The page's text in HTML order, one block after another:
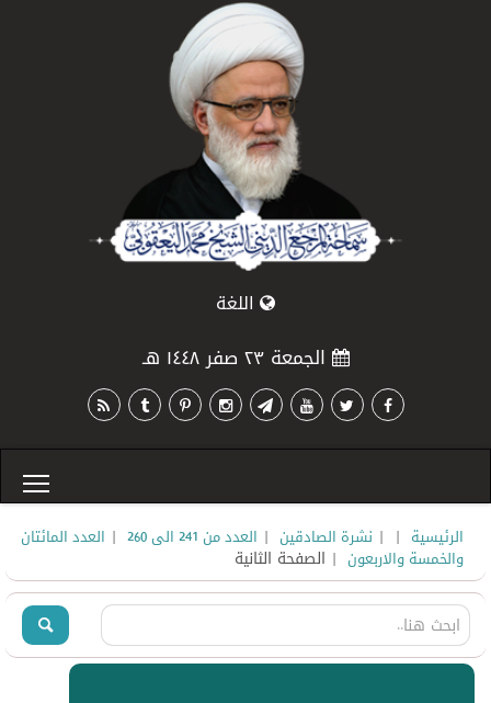
اللغة
الجمعة ٢٣ صفر ١٤٤٨ هـ
الرئيسية |
| نشرة الصادقين | العدد من 241 الى 260 | العدد المائتان
والخمسة والاربعون | الصفحة الثانية